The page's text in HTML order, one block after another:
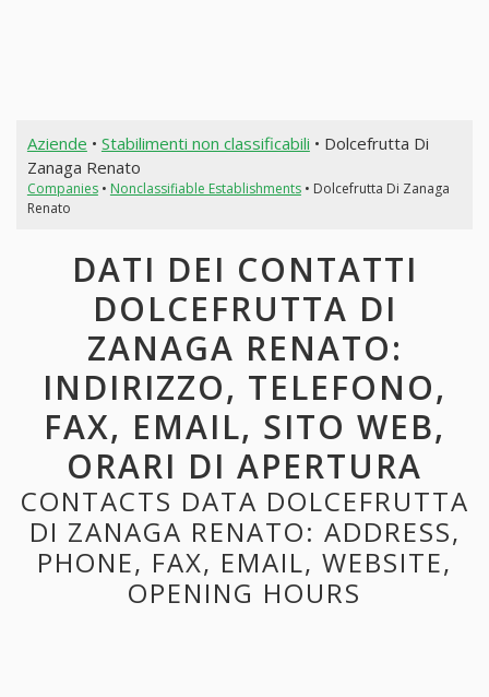
Aziende • Stabilimenti non classificabili • Dolcefrutta Di
Zanaga Renato
Companies• Nonclassifiable Establishments• Dolcefrutta Di Zanaga
Renato
DATI DEI CONTATTI
DOLCEFRUTTA DI
ZANAGA RENATO:
INDIRIZZO, TELEFONO,
FAX, EMAIL, SITO WEB,
ORARI DI APERTURA
CONTACTS DATA DOLCEFRUTTA
DI ZANAGA RENATO: ADDRESS,
PHONE, FAX, EMAIL, WEBSITE,
OPENING HOURS